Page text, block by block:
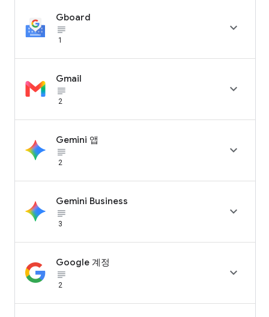
Gboard
subject_black
1

Gmail
subject_black
2

Gemini 앱
subject_black
2

Gemini Business
subject_black
3

Google 계정
subject_black
2
